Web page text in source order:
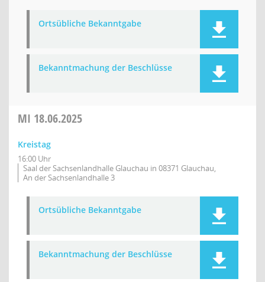
Ortsübliche Bekanntgabe
Bekanntmachung der Beschlüsse
MI 18.06.2025
Kreistag
16:00 Uhr
Saal der Sachsenlandhalle Glauchau in 08371 Glauchau,
An der Sachsenlandhalle 3
Ortsübliche Bekanntgabe
Bekanntmachung der Beschlüsse